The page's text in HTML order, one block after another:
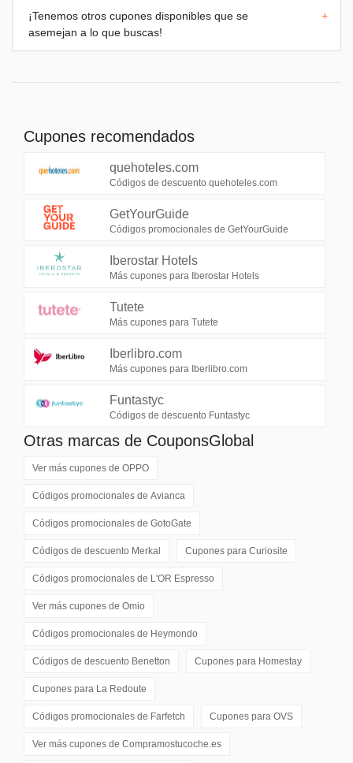
¡Tenemos otros cupones disponibles que se
asemejan a lo que buscas!
+
Cupones recomendados
quehoteles.com
Códigos de descuento quehoteles.com
GetYourGuide
Códigos promocionales de GetYourGuide
Iberostar Hotels
Más cupones para Iberostar Hotels
Tutete
Más cupones para Tutete
Iberlibro.com
Más cupones para Iberlibro.com
Funtastyc
Códigos de descuento Funtastyc
Otras marcas de CouponsGlobal
Ver más cupones de OPPO
Códigos promocionales de Avianca
Códigos promocionales de GotoGate
Códigos de descuento Merkal Cupones para Curiosite
Códigos promocionales de L'OR Espresso
Ver más cupones de Omio
Códigos promocionales de Heymondo
Códigos de descuento Benetton Cupones para Homestay
Cupones para La Redoute
Códigos promocionales de Farfetch Cupones para OVS
Ver más cupones de Compramostucoche.es